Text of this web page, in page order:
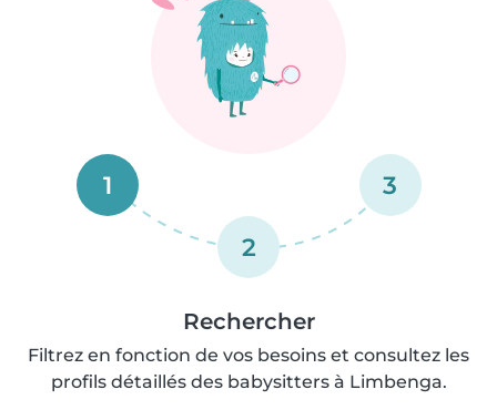
1
2
3
Rechercher
Filtrez en fonction de vos besoins et consultez les
profils détaillés des babysitters à Limbenga.